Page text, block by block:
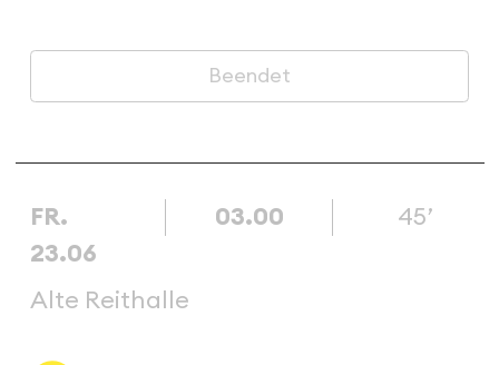
Beendet
FR.
23.06
03.00 45’
Alte Reithalle